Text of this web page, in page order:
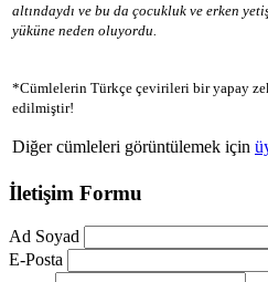
altındaydı ve bu da çocukluk ve erken
yüküne neden oluyordu.
*Cümlelerin Türkçe çevirileri bir yapay
edilmiştir!
Diğer cümleleri görüntülemek için
İletişim Formu
Ad Soyad
E-Posta